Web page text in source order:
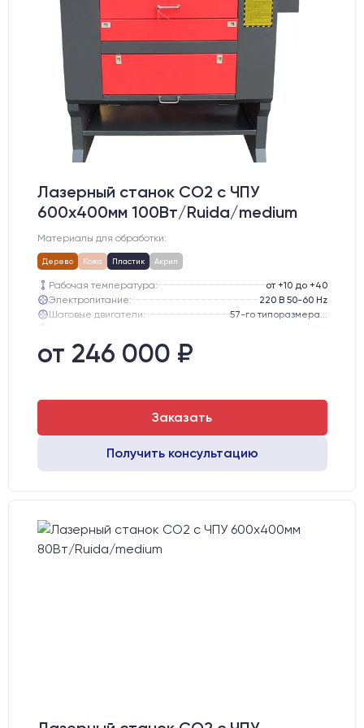
Лазерный станок CO2 c ЧПУ
600х400мм 100Вт/Ruida/medium
Материалы для обработки:
Дерево Кожа Пластик Акрил
Рабочая температура:
от +10 до +40
Электропитание:
220 В 50-60 Hz
Шаговые двигатели:
Направляющие оси Y:
Направляющие оси Х:
от 246 000 ₽
Заказать
Получить консультацию